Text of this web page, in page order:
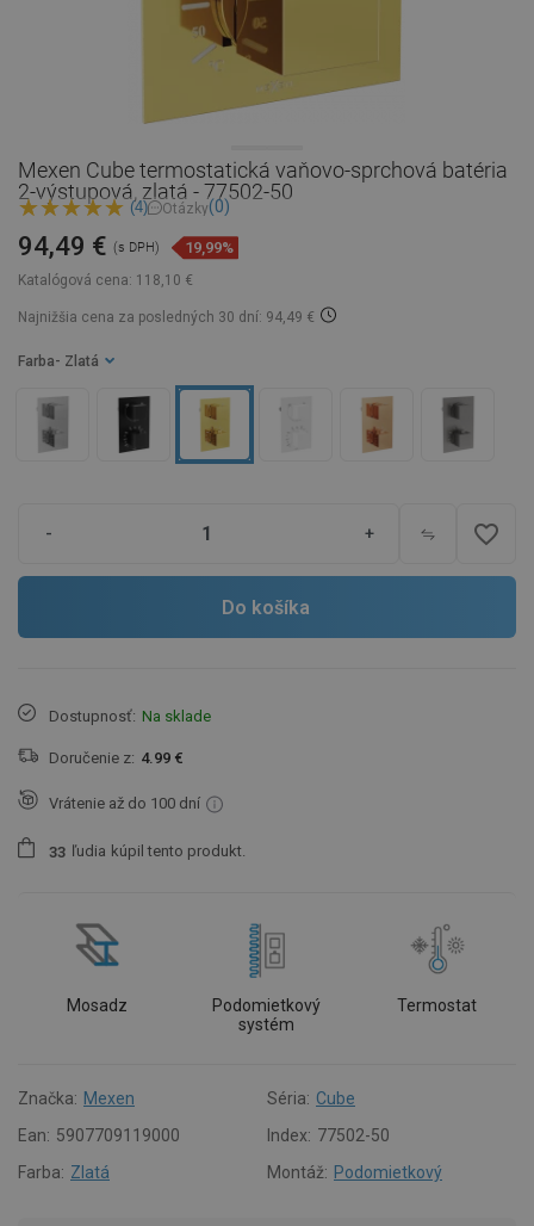
Mexen Cube termostatická vaňovo-sprchová batéria
2-výstupová, zlatá - 77502-50
(4) Otázky(0)
Katalógová cena: 118,10 €
94,49 € (s DPH) 19,99%
Najnižšia cena za posledných 30 dní: 94,49 €
Farba - Zlatá
- + favorite_border
Do košíka
Dostupnosť: Na sklade
Doručenie z: 4.99 €
Vrátenie až do 100 dní
33 ľudia kúpil tento produkt.
Mosadz
Podomietkový
systém
Termostat
Značka: Mexen Séria: Cube
Ean: 5907709119000 Index: 77502-50
Farba: Zlatá Montáž: Podomietkový